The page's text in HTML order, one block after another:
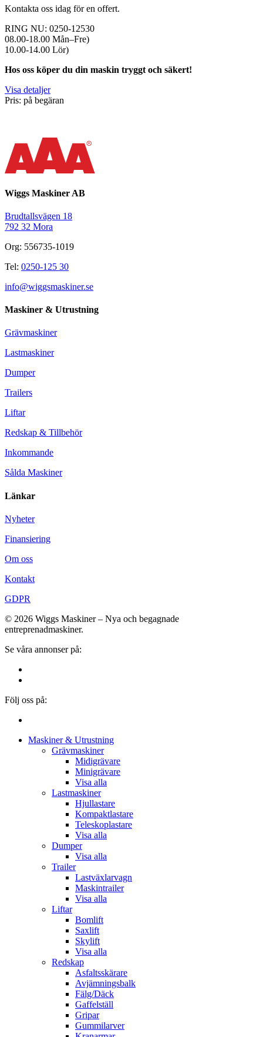
Kontakta oss idag för en offert.
RING NU: 0250-12530
08.00-18.00 Mån–Fre)
10.00-14.00 Lör)
Hos oss köper du din maskin tryggt och säkert!
Visa detaljer
Pris: på begäran
Wiggs Maskiner AB
Brudtallsvägen 18
792 32 Mora
Org: 556735-1019
Tel: 0250-125 30
info@wiggsmaskiner.se
Maskiner & Utrustning
Grävmaskiner
Lastmaskiner
Dumper
Trailers
Liftar
Redskap & Tillbehör
Inkommande
Sålda Maskiner
Länkar
Nyheter
Finansiering
Om oss
Kontakt
GDPR
© 2026 Wiggs Maskiner – Nya och begagnade
entreprenadmaskiner.
Se våra annonser på:
Följ oss på:
Close
Maskiner & Utrustning
Grävmaskiner
Midigrävare
Minigrävare
Visa alla
Lastmaskiner
Hjullastare
Kompaktlastare
Teleskoplastare
Visa alla
Dumper
Visa alla
Trailer
Lastväxlarvagn
Maskintrailer
Visa alla
Liftar
Bomlift
Saxlift
Skylift
Visa alla
Redskap
Asfaltsskärare
Avjämningsbalk
Fälg/Däck
Gaffelställ
Gripar
Gummilarver